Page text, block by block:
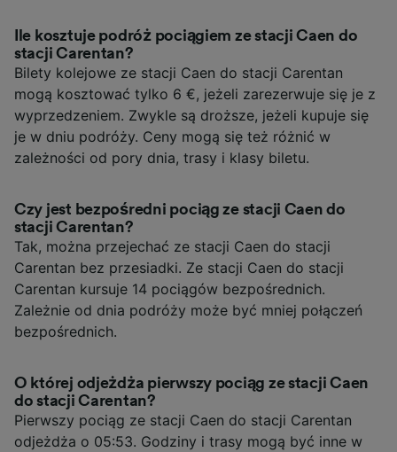
Ile kosztuje podróż pociągiem ze stacji Caen do
stacji Carentan?
Bilety kolejowe ze stacji Caen do stacji Carentan
mogą kosztować tylko 6 €, jeżeli zarezerwuje się je z
wyprzedzeniem. Zwykle są droższe, jeżeli kupuje się
je w dniu podróży. Ceny mogą się też różnić w
zależności od pory dnia, trasy i klasy biletu.
Czy jest bezpośredni pociąg ze stacji Caen do
stacji Carentan?
Tak, można przejechać ze stacji Caen do stacji
Carentan bez przesiadki. Ze stacji Caen do stacji
Carentan kursuje 14 pociągów bezpośrednich.
Zależnie od dnia podróży może być mniej połączeń
bezpośrednich.
O której odjeżdża pierwszy pociąg ze stacji Caen
do stacji Carentan?
Pierwszy pociąg ze stacji Caen do stacji Carentan
odjeżdża o 05:53. Godziny i trasy mogą być inne w